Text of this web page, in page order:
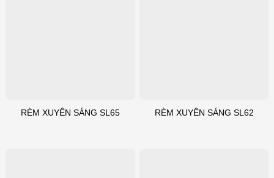
RÈM XUYÊN SÁNG SL65 RÈM XUYÊN SÁNG SL62